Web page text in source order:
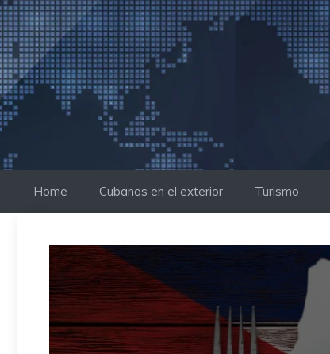
Saltar
al
contenido
Home Cubanos en el exterior Turismo